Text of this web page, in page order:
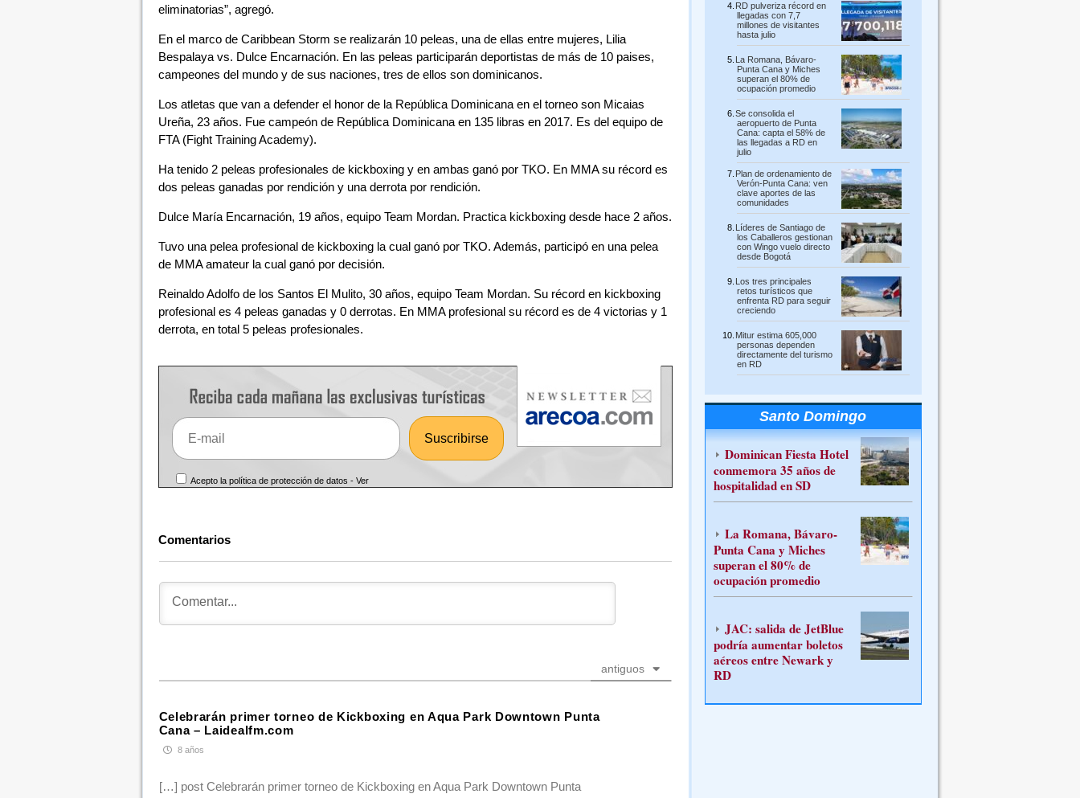
eliminatorias”, agregó.
En el marco de Caribbean Storm se realizarán 10 peleas, una de ellas entre mujeres, Lilia
Bespalaya vs. Dulce Encarnación. En las peleas participarán deportistas de más de 10 paises,
campeones del mundo y de sus naciones, tres de ellos son dominicanos.
Los atletas que van a defender el honor de la República Dominicana en el torneo son Micaias
Ureña, 23 años. Fue campeón de República Dominicana en 135 libras en 2017. Es del equipo de
FTA (Fight Training Academy).
Ha tenido 2 peleas profesionales de kickboxing y en ambas ganó por TKO. En MMA su récord es
dos peleas ganadas por rendición y una derrota por rendición.
Dulce María Encarnación, 19 años, equipo Team Mordan. Practica kickboxing desde hace 2 años.
Tuvo una pelea profesional de kickboxing la cual ganó por TKO. Además, participó en una pelea
de MMA amateur la cual ganó por decisión.
Reinaldo Adolfo de los Santos El Mulito, 30 años, equipo Team Mordan. Su récord en kickboxing
profesional es 4 peleas ganadas y 0 derrotas. En MMA profesional su récord es de 4 victorias y 1
derrota, en total 5 peleas profesionales.
Acepto la política de protección de datos -Ver
Comentarios
antiguos
Celebrarán primer torneo de Kickboxing en Aqua Park Downtown Punta
Cana – Laidealfm.com
8 años
[…] post Celebrarán primer torneo de Kickboxing en Aqua Park Downtown Punta
RD pulveriza récord en
llegadas con 7,7
millones de visitantes
hasta julio
La Romana, Bávaro-
Punta Cana y Miches
superan el 80% de
ocupación promedio
Se consolida el
aeropuerto de Punta
Cana: capta el 58% de
las llegadas a RD en
julio
Plan de ordenamiento de
Verón-Punta Cana: ven
clave aportes de las
comunidades
Líderes de Santiago de
los Caballeros gestionan
con Wingo vuelo directo
desde Bogotá
Los tres principales
retos turísticos que
enfrenta RD para seguir
creciendo
Mitur estima 605,000
personas dependen
directamente del turismo
en RD
Santo Domingo
Dominican Fiesta Hotel
conmemora 35 años de
hospitalidad en SD
La Romana, Bávaro-
Punta Cana y Miches
superan el 80% de
ocupación promedio
JAC: salida de JetBlue
podría aumentar boletos
aéreos entre Newark y
RD